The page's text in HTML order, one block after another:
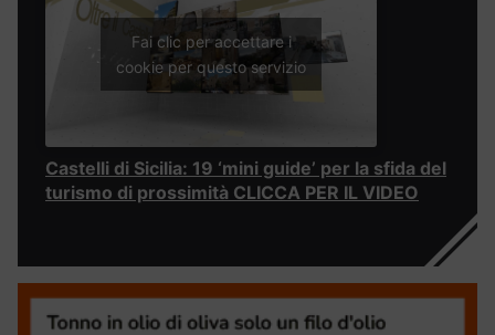
Fai clic per accettare i
cookie per questo servizio
Castelli di Sicilia: 19 ‘mini guide’ per la sfida del
turismo di prossimità CLICCA PER IL VIDEO